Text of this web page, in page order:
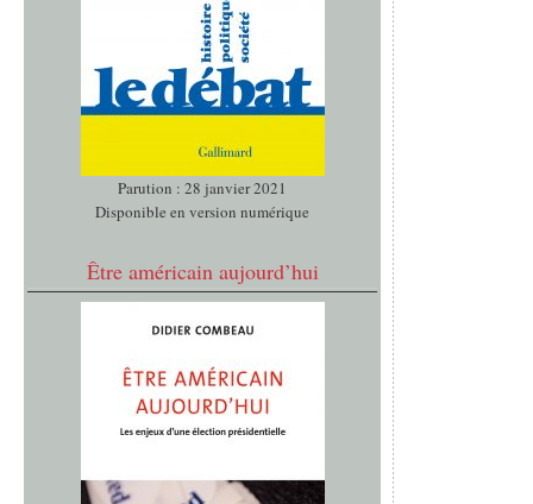
Parution : 28 janvier 2021
Disponible en version numérique
Être américain aujourd’hui